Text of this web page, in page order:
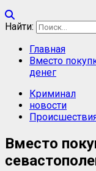
Найти:
Главная
Вместо
денег
Криминал
новости
Вместо